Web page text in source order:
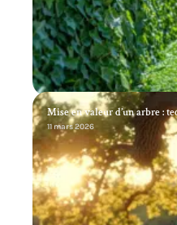
Mise en valeur d’un arbre :
11 mars 2026